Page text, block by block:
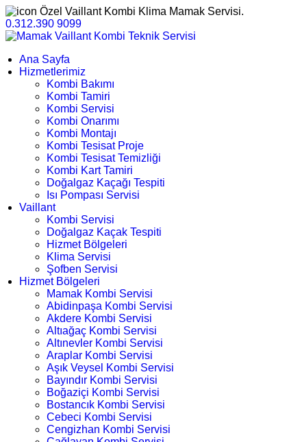
Özel Vaillant Kombi Klima Mamak Servisi.
0.312.390 9099
Ana Sayfa
Hizmetlerimiz
Kombi Bakımı
Kombi Tamiri
Kombi Servisi
Kombi Onarımı
Kombi Montajı
Kombi Tesisat Proje
Kombi Tesisat Temizliği
Kombi Kart Tamiri
Doğalgaz Kaçağı Tespiti
Isı Pompası Servisi
Vaillant
Kombi Servisi
Doğalgaz Kaçak Tespiti
Hizmet Bölgeleri
Klima Servisi
Şofben Servisi
Hizmet Bölgeleri
Mamak Kombi Servisi
Abidinpaşa Kombi Servisi
Akdere Kombi Servisi
Altıağaç Kombi Servisi
Altınevler Kombi Servisi
Araplar Kombi Servisi
Aşık Veysel Kombi Servisi
Bayındır Kombi Servisi
Boğaziçi Kombi Servisi
Bostancık Kombi Servisi
Cebeci Kombi Servisi
Cengizhan Kombi Servisi